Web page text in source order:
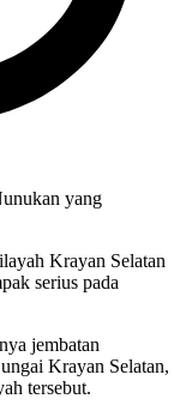
yang
Krayan Selatan
serius pada
jembatan
Krayan Selatan,
tersebut.